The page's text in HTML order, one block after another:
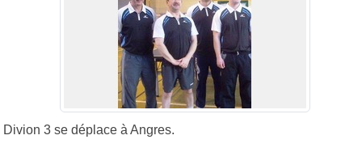
Divion 3 se déplace à Angres.